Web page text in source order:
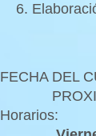
FECHA DEL
Horarios: